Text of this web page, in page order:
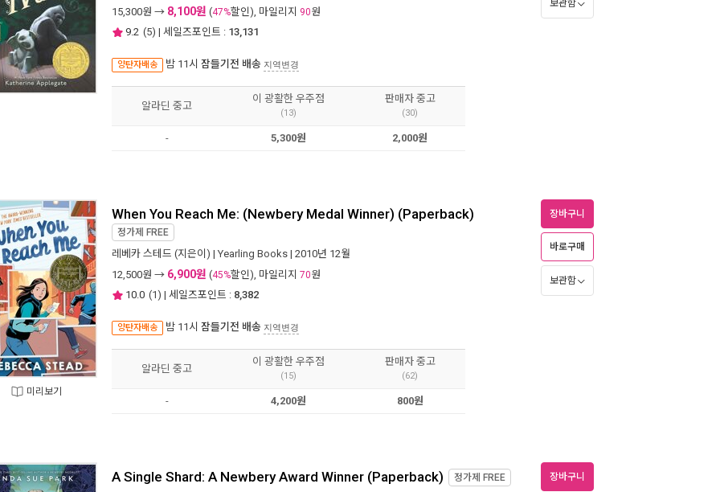
15,300원 → 8,100원 (47%할인), 마일리지 90원
9.2 (5) | 세일즈포인트 : 13,131
양탄자배송 밤 11시 잠들기전 배송 지역변경
보관함
알라딘 중고
이 광활한 우주점
(13)
판매자 중고
(30)
- 5,300원 2,000원
미리보기
When You Reach Me: (Newbery Medal Winner) (Paperback)
정가제 FREE
레베카 스테드 (지은이) | Yearling Books | 2010년 12월
12,500원 → 6,900원 (45%할인), 마일리지 70원
10.0 (1) | 세일즈포인트 : 8,382
양탄자배송 밤 11시 잠들기전 배송 지역변경
장바구니
바로구매
보관함
알라딘 중고
이 광활한 우주점
(15)
판매자 중고
(62)
- 4,200원 800원
A Single Shard: A Newbery Award Winner (Paperback) 정가제 FREE 장바구니